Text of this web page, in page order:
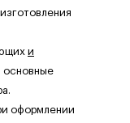
и
основные
оформлении